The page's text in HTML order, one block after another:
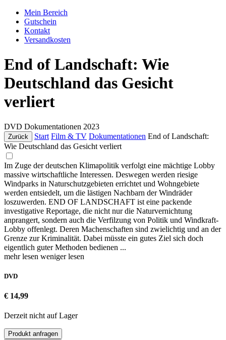
Mein Bereich
Gutschein
Kontakt
Versandkosten
End of Landschaft: Wie
Deutschland das Gesicht
verliert
DVD Dokumentationen 2023
Zurück Start Film & TV Dokumentationen End of Landschaft:
Wie Deutschland das Gesicht verliert
Im Zuge der deutschen Klimapolitik verfolgt eine mächtige Lobby
massive wirtschaftliche Interessen. Deswegen werden riesige
Windparks in Naturschutzgebieten errichtet und Wohngebiete
werden entsiedelt, um die lästigen Nachbarn der Windräder
loszuwerden. END OF LANDSCHAFT ist eine packende
investigative Reportage, die nicht nur die Naturvernichtung
anprangert, sondern auch die Verfilzung von Politik und Windkraft-
Lobby offenlegt. Deren Machenschaften sind zwielichtig und an der
Grenze zur Kriminalität. Dabei müsste ein gutes Ziel sich doch
eigentlich guter Methoden bedienen ...
mehr lesen weniger lesen
DVD
€ 14,99
Derzeit nicht auf Lager
Produkt anfragen